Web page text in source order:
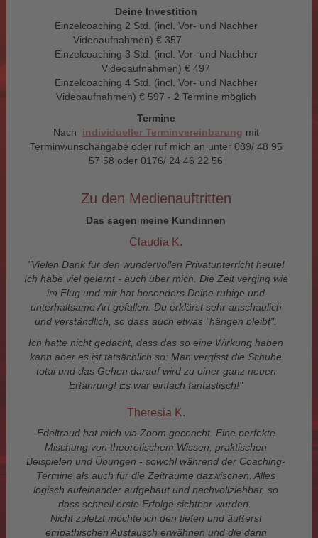
Deine Investition
Einzelcoaching 2 Std. (incl. Vor- und Nachher
Videoaufnahmen) € 357
Einzelcoaching 3 Std. (incl. Vor- und Nachher
Videoaufnahmen) € 497
Einzelcoaching 4 Std. (incl. Vor- und Nachher
Videoaufnahmen) € 597 - 2 Termine möglich
Termine
Nach
individueller Terminvereinbarung mit
Terminwunschangabe oder ruf mich an unter 089/ 48 95
57 58 oder 0176/ 24 46 22 56
Zu den Medienauftritten
Das sagen meine Kundinnen
Claudia K.
"Vielen Dank für den wundervollen Privatunterricht heute!
Ich habe viel gelernt - auch über mich. Die Zeit verging wie
im Flug und mir hat besonders Deine ruhige und
unterhaltsame Art gefallen. Du erklärst sehr anschaulich
und verständlich, so dass auch etwas "hängen bleibt".
Ich hätte nicht gedacht, dass das so eine Wirkung haben
kann aber es ist tatsächlich so: Man vergisst die Schuhe
total und das Gehen darauf wird zu einer ganz neuen
Erfahrung! Es war einfach fantastisch!"
Theresia K.
Edeltraud hat mich via Zoom gecoacht. Eine perfekte
Mischung von theoretischem Wissen, praktischen
Beispielen und Übungen - sowohl während der Coaching-
Termine als auch für die Zeiträume dazwischen. Alles
logisch aufeinander aufgebaut und nachvollziehbar, so
dass schnell erste Erfolge sichtbar wurden.
Nicht zuletzt möchte ich den tiefen und äußerst
empathischen Austausch erwähnen und die dann